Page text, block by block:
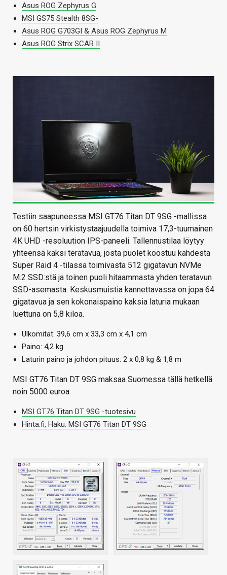
Asus ROG Zephyrus G
MSI GS75 Stealth 8SG-
Asus ROG G703GI & Asus ROG Zephyrus M
Asus ROG Strix SCAR II
Testiin saapuneessa MSI GT76 Titan DT 9SG -mallissa
on 60 hertsin virkistystaajuudella toimiva 17,3-tuumainen
4K UHD -resoluution IPS-paneeli. Tallennustilaa löytyy
yhteensä kaksi teratavua, josta puolet koostuu kahdesta
Super Raid 4 -tilassa toimivasta 512 gigatavun NVMe
M.2 SSD:stä ja toinen puoli hitaammasta yhden teratavun
SSD-asemasta. Keskusmuistia kannettavassa on jopa 64
gigatavua ja sen kokonaispaino kaksia laturia mukaan
luettuna on 5,8 kiloa.
Ulkomitat: 39,6 cm x 33,3 cm x 4,1 cm
Paino: 4,2 kg
Laturin paino ja johdon pituus: 2 x 0,8 kg & 1,8 m
MSI GT76 Titan DT 9SG maksaa Suomessa tällä hetkellä
noin 5000 euroa.
MSI GT76 Titan DT 9SG -tuotesivu
Hinta.fi, Haku: MSI GT76 Titan DT 9SG